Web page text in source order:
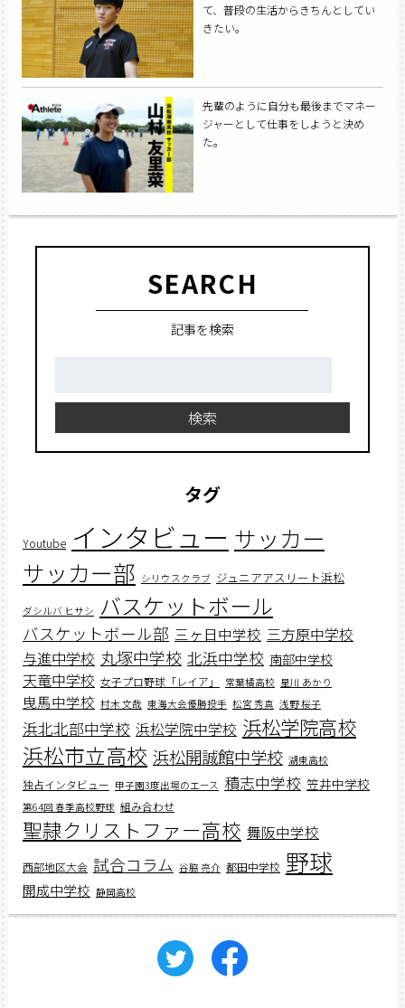
て、普段の生活からきちんとしてい
きたい。
先輩のように自分も最後までマネー
ジャーとして仕事をしようと決め
た。
SEARCH
記事を検索
検索
タグ
Youtube インタビュー サッカー
サッカー部 シリウスクラブ ジュニアアスリート浜松
ダシルバ ヒサシ バスケットボール
バスケットボール部 三ヶ日中学校 三方原中学校
与進中学校 丸塚中学校 北浜中学校 南部中学校
天竜中学校 女子プロ野球「レイア」 常葉橘高校 星川 あかり
曳馬中学校 村木 文哉 東海大会優勝投手 松宮 秀真 浅野 桜子
浜北北部中学校 浜松学院中学校 浜松学院高校
浜松市立高校 浜松開誠館中学校 湖東高校
独占インタビュー 甲子園3度出場のエース 積志中学校 笠井中学校
第64回 春季高校野球 組み合わせ
聖隷クリストファー高校 舞阪中学校
西部地区大会 試合コラム 谷脇 亮介 都田中学校 野球
開成中学校 静岡高校